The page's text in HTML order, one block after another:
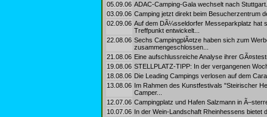
05.09.06 ADAC-Camping-Gala wechselt nach
03.09.06 Camping jetzt direkt beim Besucherzentrum
02.09.06 Auf dem DÃ¼sseldorfer Messeparkplatz hat
Treffpunkt entwickelt...
22.08.06 Sechs CampingplÃ¤tze haben sich zum
zusammengeschlossen...
21.08.06 Eine aufschlussreiche Analyse ihrer
19.08.06 STELLPLATZ-TIPP: In der vergangenen
18.08.06 Die Leading Campings verlosen auf dem
13.08.06 Im Rahmen des Kunstfestivals "Steirischer
Camper...
12.07.06 Campingplatz und Hafen Salzmann in
10.07.06 In der Wein-Landschaft Rheinhessens bietet